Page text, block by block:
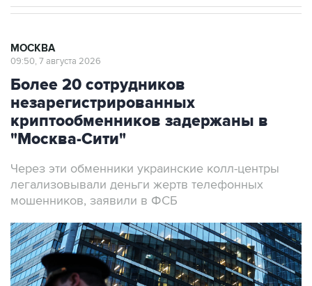
МОСКВА
09:50, 7 августа 2026
Более 20 сотрудников
незарегистрированных
криптообменников задержаны в
"Москва-Сити"
Через эти обменники украинские колл-центры
легализовывали деньги жертв телефонных
мошенников, заявили в ФСБ